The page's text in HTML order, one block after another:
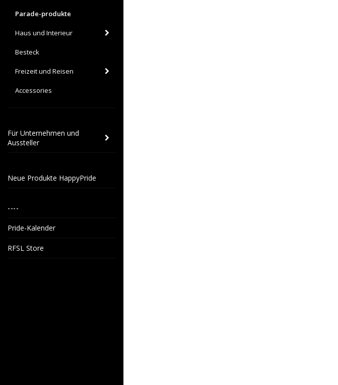
Parade-produkte
Haus und Interieur
Besteck
Freizeit und Reisen
Accessories
Für Unternehmen und
Aussteller
Neue Produkte HappyPride
----
Pride-Kalender
RFSL Store